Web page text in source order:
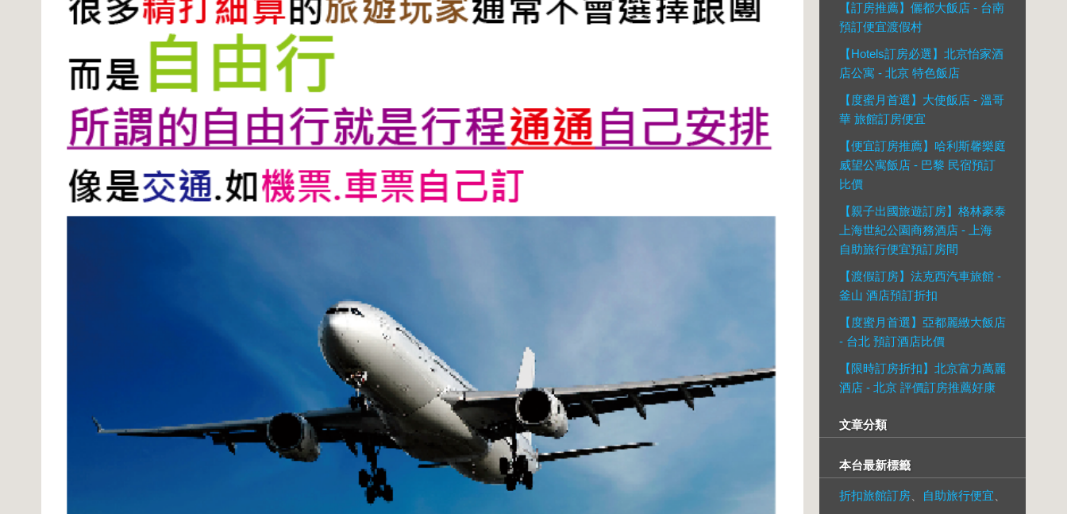
【訂房推薦】儷都大飯店 - 台南
預訂便宜渡假村
【Hotels訂房必選】北京怡家酒
店公寓 - 北京 特色飯店
【度蜜月首選】大使飯店 - 溫哥
華 旅館訂房便宜
【便宜訂房推薦】哈利斯馨樂庭
威望公寓飯店 - 巴黎 民宿預訂
比價
【親子出國旅遊訂房】格林豪泰
上海世紀公園商務酒店 - 上海
自助旅行便宜預訂房間
【渡假訂房】法克西汽車旅館 -
釜山 酒店預訂折扣
【度蜜月首選】亞都麗緻大飯店
- 台北 預訂酒店比價
【限時訂房折扣】北京富力萬麗
酒店 - 北京 評價訂房推薦好康
文章分類
本台最新標籤
折扣旅館訂房 自助旅行便宜